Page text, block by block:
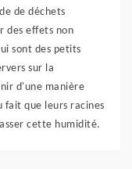
de déchets
des effets non
sont des petits
sur la
d'une manière
fait que leurs racines
cette humidité.